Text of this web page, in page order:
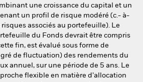
une croissance du capital et un
un profil de risque modéré (c.- à-
associés au portefeuille). Le
du Fonds devrait être compris
fin, est évalué sous forme de
de fluctuation) des rendements du
annuel, sur une période de 5 ans. Le
flexible en matière d’allocation